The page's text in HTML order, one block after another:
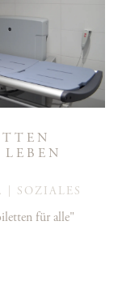
SOZIALES
für alle"